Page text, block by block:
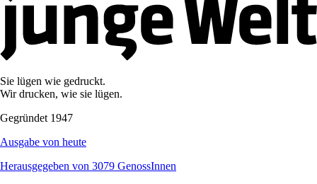
Sie lügen wie gedruckt.
Wir drucken, wie sie lügen.
Gegründet 1947
Ausgabe von heute
Herausgegeben von 3079 GenossInnen